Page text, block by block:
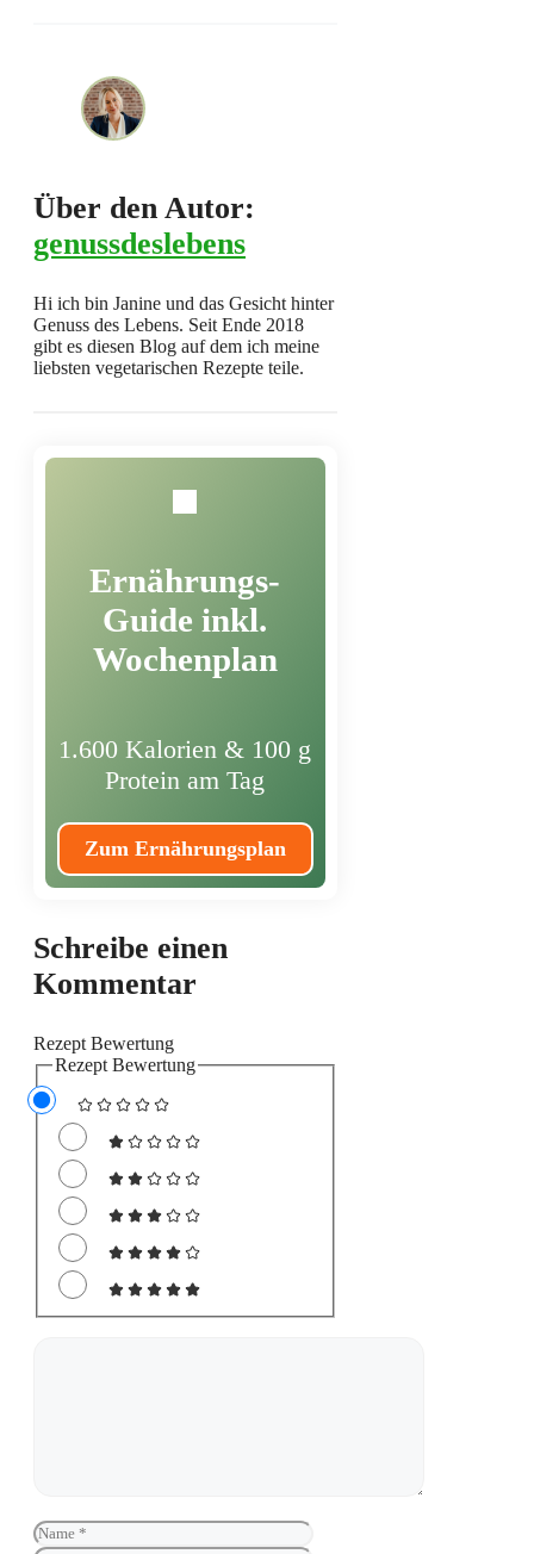
Über den Autor:
genussdeslebens
Hi ich bin Janine und das Gesicht hinter
Genuss des Lebens. Seit Ende 2018
gibt es diesen Blog auf dem ich meine
liebsten vegetarischen Rezepte teile.
Ernährungs-
Guide inkl.
Wochenplan
1.600 Kalorien & 100 g
Protein am Tag
Zum Ernährungsplan
Schreibe einen
Kommentar
Rezept Bewertung
Rezept Bewertung
Name